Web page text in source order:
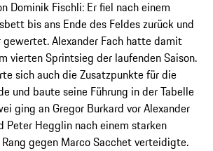
Dominik Fischli: Er fiel nach einem
bis ans Ende des Feldes zurück und
Alexander Fach hatte damit
vierten Sprintsieg der laufenden Saison.
sich auch die Zusatzpunkte für die
und baute seine Führung in der Tabelle
ging an Gregor Burkard vor Alexander
Peter Hegglin nach einem starken
gegen Marco Sacchet verteidigte.